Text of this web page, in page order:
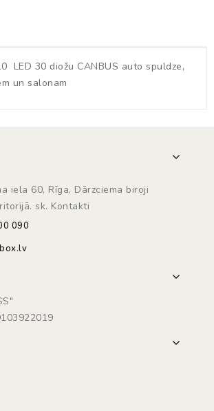
LED 30 diožu CANBUS auto spuldze,
un salonam
iela 60, Rīga, Dārzciema biroji
sk. Kontakti
090